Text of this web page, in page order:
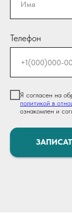
Телефон
Я согласен на
политикой в
ознакомлен и